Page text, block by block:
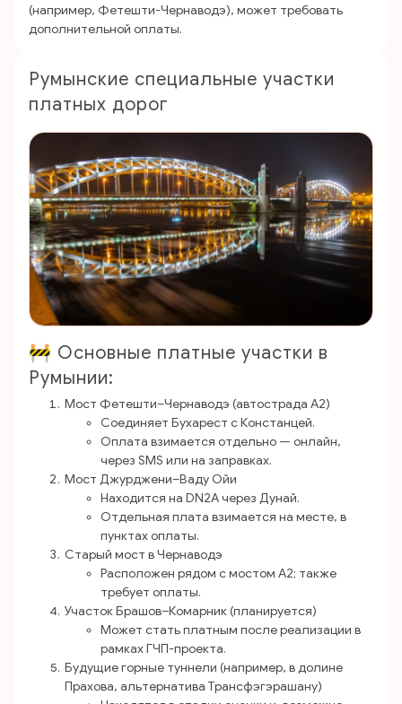
(например, Фетешти-Чернаводэ), может требовать
дополнительной оплаты.
Румынские специальные участки
платных дорог
🚧 Основные платные участки в
Румынии:
Мост Фетешти–Чернаводэ (автострада A2)
Соединяет Бухарест с Констанцей.
Оплата взимается отдельно — онлайн,
через SMS или на заправках.
Мост Джурджени–Ваду Ойи
Находится на DN2A через Дунай.
Отдельная плата взимается на месте, в
пунктах оплаты.
Старый мост в Чернаводэ
Расположен рядом с мостом A2; также
требует оплаты.
Участок Брашов–Комарник (планируется)
Может стать платным после реализации в
рамках ГЧП-проекта.
Будущие горные туннели (например, в долине
Прахова, альтернатива Трансфэгэрашану)